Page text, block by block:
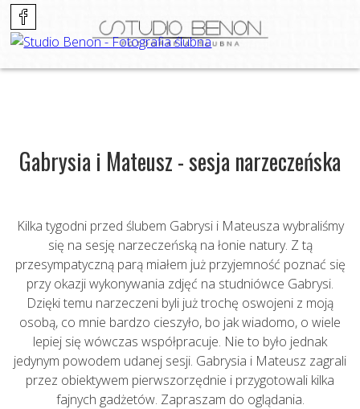
Gabrysia i Mateusz - sesja narzeczeńska
Kilka tygodni przed ślubem Gabrysi i Mateusza wybraliśmy
się na sesję narzeczeńską na łonie natury. Z tą
przesympatyczną parą miałem już przyjemność poznać się
przy okazji wykonywania zdjęć na studniówce Gabrysi.
Dzięki temu narzeczeni byli już trochę oswojeni z moją
osobą, co mnie bardzo cieszyło, bo jak wiadomo, o wiele
lepiej się wówczas współpracuje. Nie to było jednak
jedynym powodem udanej sesji. Gabrysia i Mateusz zagrali
przez obiektywem pierwszorzędnie i przygotowali kilka
fajnych gadżetów. Zapraszam do oglądania.